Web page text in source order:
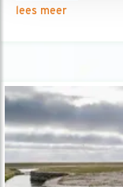
lees meer